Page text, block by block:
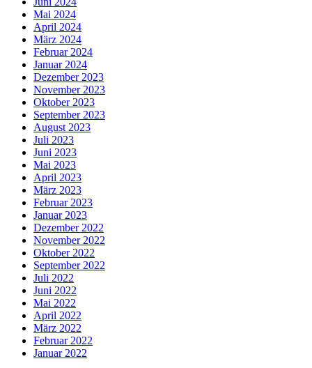
Mai 2024
April 2024
März 2024
Februar 2024
Januar 2024
Dezember 2023
November 2023
Oktober 2023
September 2023
August 2023
Juli 2023
Juni 2023
Mai 2023
April 2023
März 2023
Februar 2023
Januar 2023
Dezember 2022
November 2022
Oktober 2022
September 2022
Juli 2022
Juni 2022
Mai 2022
April 2022
März 2022
Februar 2022
Januar 2022